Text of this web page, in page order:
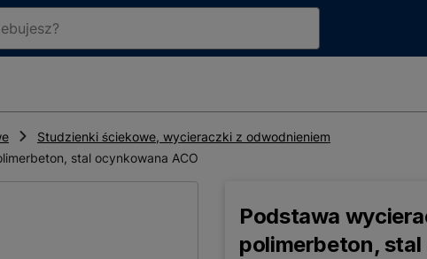
Studzienki ściekowe, wycieraczki z odwodnieniem
stal ocynkowana ACO
Podstawa
polimerbeton, stal